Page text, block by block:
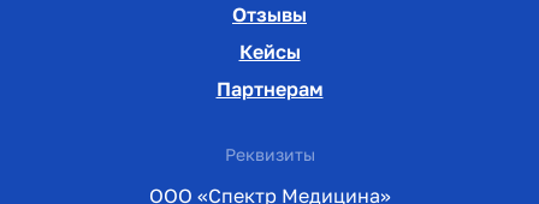
Отзывы
Кейсы
Партнерам
Реквизиты
ООО «Спектр Медицина»